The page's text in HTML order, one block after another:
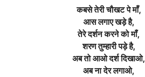
कबसे तेरी चौखट पे माँ,
आस लगाए खड़े है,
तेरे दर्शन करने को माँ,
शरण तुम्हारी पड़े है,
अब तो आओ दर्श दिखाओ,
अब ना देर लगाओ,